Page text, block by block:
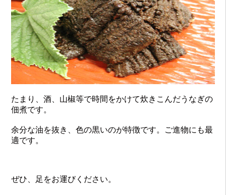
たまり、酒、山椒等で時間をかけて炊きこんだうなぎの
佃煮です。
余分な油を抜き、色の黒いのが特徴です。ご進物にも最
適です。
ぜひ、足をお運びください。